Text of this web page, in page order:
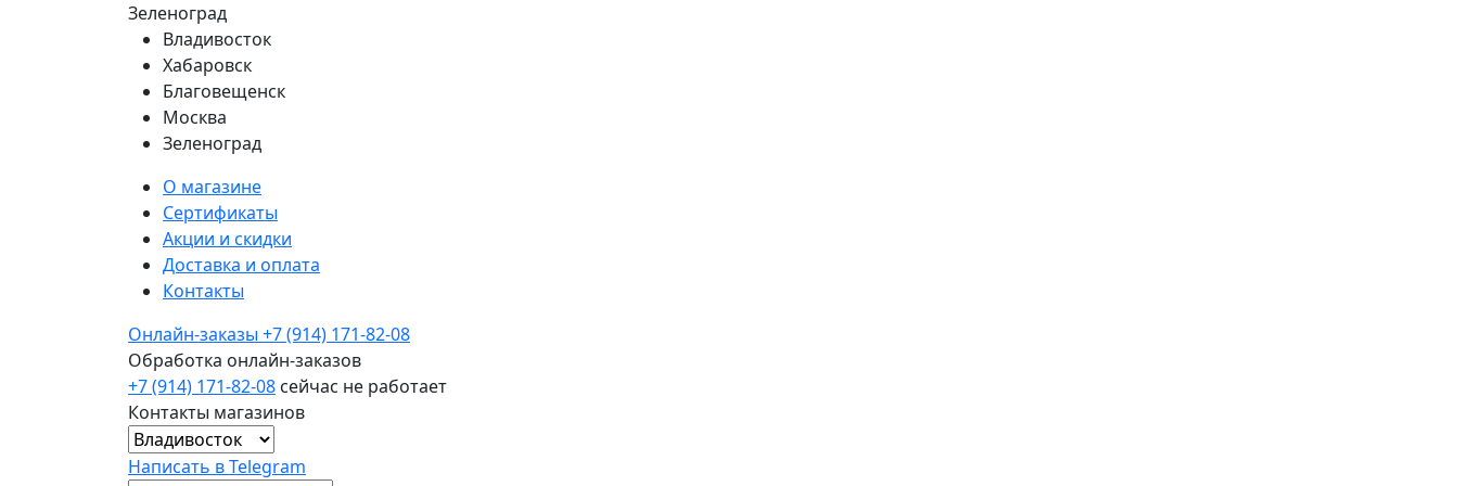
Зеленоград
Владивосток
Хабаровск
Благовещенск
Москва
Зеленоград
О магазине
Сертификаты
Акции и скидки
Доставка и оплата
Контакты
Онлайн-заказы +7 (914) 171-82-08
Обработка онлайн-заказов
+7 (914) 171-82-08 сейчас не работает
Контакты магазинов
Написать в Telegram